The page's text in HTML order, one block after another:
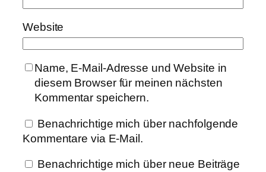
Website
Name, E-Mail-Adresse und Website in
diesem Browser für meinen nächsten
Kommentar speichern.
Benachrichtige mich über nachfolgende
Kommentare via E-Mail.
Benachrichtige mich über neue Beiträge